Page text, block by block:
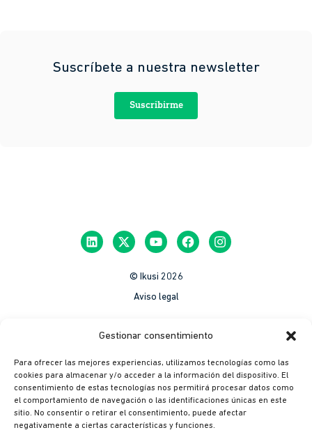
Gestionar consentimiento
Para ofrecer las mejores experiencias, utilizamos tecnologías como las
cookies para almacenar y/o acceder a la información del dispositivo. El
consentimiento de estas tecnologías nos permitirá procesar datos como
el comportamiento de navegación o las identificaciones únicas en este
sitio. No consentir o retirar el consentimiento, puede afectar
negativamente a ciertas características y funciones.
Suscríbete a nuestra newsletter
Suscribirme
© Ikusi 2026
Aviso legal
Política de Privacidad
México
Colombia